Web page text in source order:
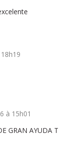
18h19
à 15h01
GRAN AYUDA